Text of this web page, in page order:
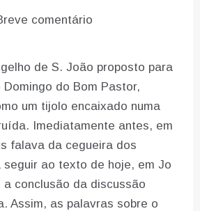
comentário
de S. João proposto para
do Bom Pastor,
um tijolo encaixado numa
Imediatamente antes, em
falava da cegueira dos
seguir ao texto de hoje, em Jo
a conclusão da discussão
Assim, as palavras sobre o